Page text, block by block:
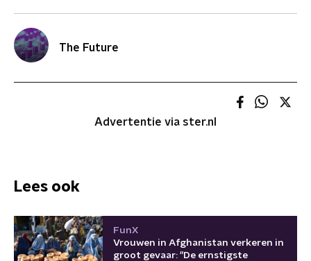
The Future
Advertentie via ster.nl
Lees ook
FunX
Vrouwen in Afghanistan verkeren in
groot gevaar: "De ernstigste